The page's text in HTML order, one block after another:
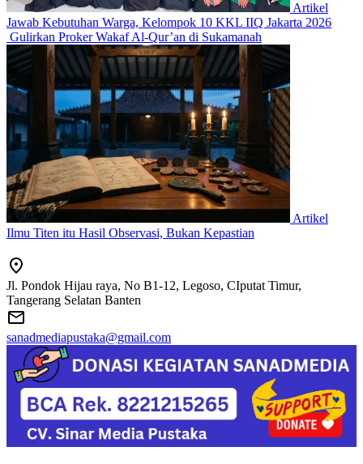
Artikel
Jawab Kebutuhan Warga, Kelompok 10 KKL IIQ Jakarta 2026
Gulirkan Proker Wakaf Al-Qur’an di Sukamanah
Artikel
Ilmu Titen itu Hasil Observasi, Bukan Kepastian
Jl. Pondok Hijau raya, No B1-12, Legoso, CIputat Timur,
Tangerang Selatan Banten
sanadmediapustaka@gmail.com